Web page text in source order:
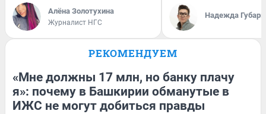
Алёна Золотухина
Журналист НГС
Надежда Губарь
РЕКОМЕНДУЕМ
«Мне должны 17 млн, но банку плачу
я»: почему в Башкирии обманутые в
ИЖС не могут добиться правды